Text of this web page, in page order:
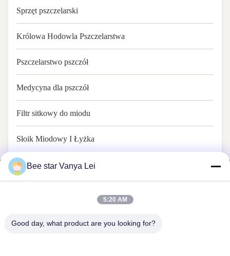
Sprzęt pszczelarski
Królowa Hodowla Pszczelarstwa
Pszczelarstwo pszczół
Medycyna dla pszczół
Filtr sitkowy do miodu
Słoik Miodowy I Łyżka
PSZCZELA GWIAZDA, ABY UWIELBIAĆ TWOJE
Bee star Vanya Lei
5:20 AM
Good day, what product are you looking for?